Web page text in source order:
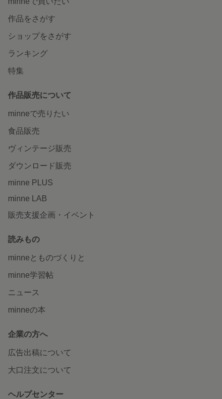
作品をさがす
ショップをさがす
ランキング
特集
作品販売について
minneで売りたい
食品販売
ヴィンテージ販売
ダウンロード販売
minne PLUS
minne LAB
販売支援企画・イベント
読みもの
minneとものづくりと
minne学習帖
ニュース
minneの本
企業の方へ
広告出稿について
大口注文について
ヘルプセンター